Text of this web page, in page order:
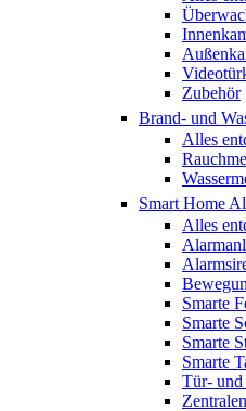
Zubehör
Brand- und
Alles
Smart Home
Alles
Smarte
Smarte
Smarte
Smarte
Tür- und
Zentralen